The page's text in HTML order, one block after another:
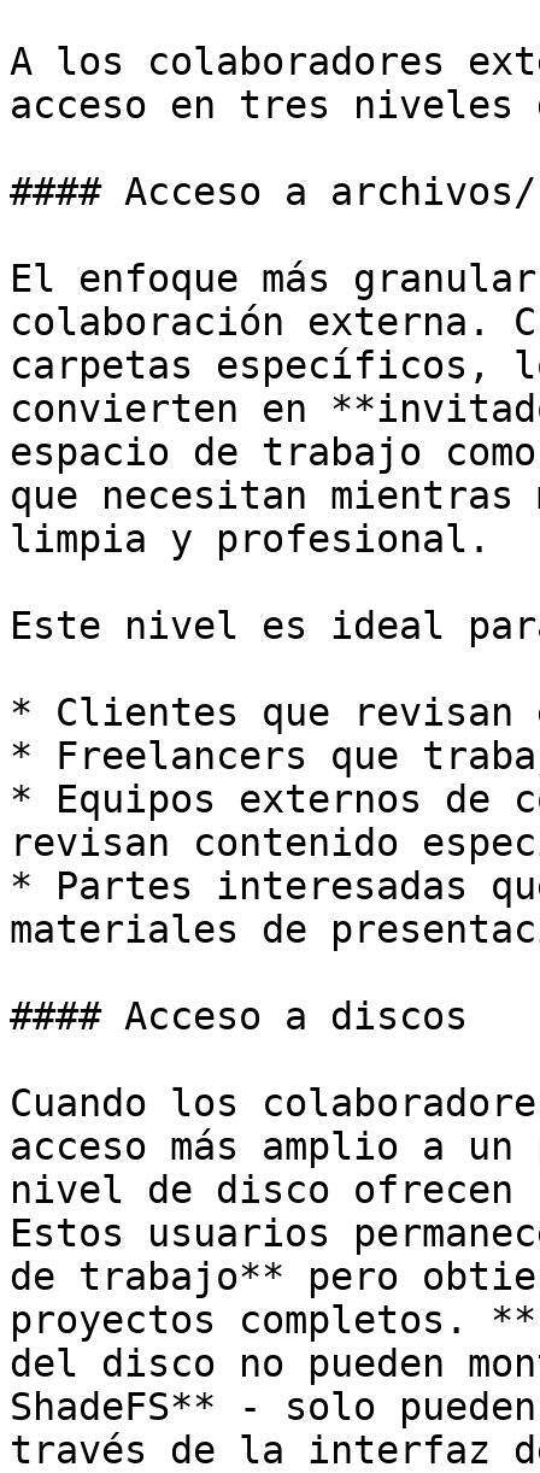
A los colaboradores
acceso en tres
#### Acceso a
El enfoque más
colaboración externa.
carpetas específicos,
convierten en
espacio de trabajo
que necesitan mientras
limpia y profesional.
Este nivel es ideal
* Clientes que revisan
* Freelancers que
* Equipos externos de
revisan contenido
* Partes interesadas
materiales de
#### Acceso a discos
Cuando los
acceso más amplio a
nivel de disco ofrecen
Estos usuarios
de trabajo** pero
proyectos completos.
del disco no pueden
ShadeFS** - solo
través de la interfaz